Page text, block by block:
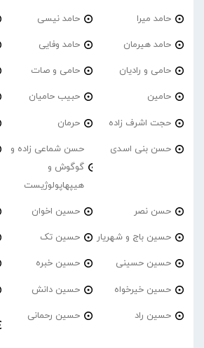
حامد میرا حامد نیسی
حامد هیرمان حامد وفایی
حامی و رادیان حامی و صات
حامین حبیب حامیان
حجت اشرف زاده حرمان
حسن بنی اسدی
حسن شماعی زاده و
گوگوش و
هیپهاپولوژیست
حسن نصر حسین اخوان
حسین باج و شهریار حسین تک
حسین حسینی حسین خبره
حسین خیرخواه حسین دانش
حسین راد حسین رحمانی